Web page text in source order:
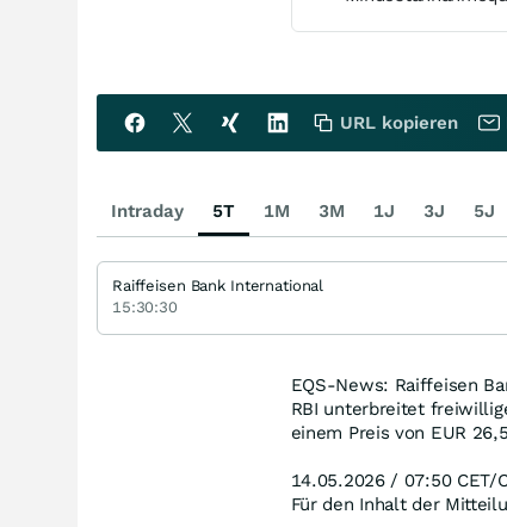
EQS-News: Raiffeisen
RBI unterbreitet
einem Preis von EUR
14.05.2026 / 07:50 CET/
Für den Inhalt der
URL kopieren
Intraday 5T 1M 3M 1J 3J 5J
Raiffeisen Bank International
15:30:30